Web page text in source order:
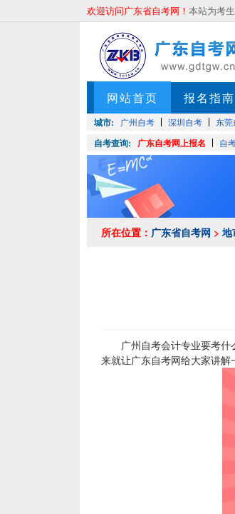
欢迎访问广东省自考网！ 本站为考
网站首页 报名指南
城市: 广州自考 深圳自考 东莞
自考查询: 广东自考网上报名 自
所在位置： 广东省自考网 > 地
广州自考会计专业要考什
来就让广东自考网给大家讲解